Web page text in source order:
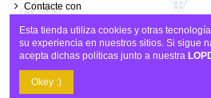
Contacte con
Esta tienda utiliza cookies y otras
su experiencia en nuestros sitios. Si sigue
acepta dichas políticas junto a nuestra
Okey :)